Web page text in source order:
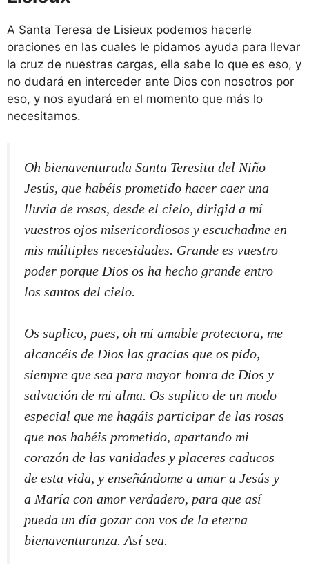
A Santa Teresa de Lisieux podemos hacerle
oraciones en las cuales le pidamos ayuda para llevar
la cruz de nuestras cargas, ella sabe lo que es eso, y
no dudará en interceder ante Dios con nosotros por
eso, y nos ayudará en el momento que más lo
necesitamos.
Oh bienaventurada Santa Teresita del Niño
Jesús, que habéis prometido hacer caer una
lluvia de rosas, desde el cielo, dirigid a mí
vuestros ojos misericordiosos y escuchadme en
mis múltiples necesidades. Grande es vuestro
poder porque Dios os ha hecho grande entro
los santos del cielo.
Os suplico, pues, oh mi amable protectora, me
alcancéis de Dios las gracias que os pido,
siempre que sea para mayor honra de Dios y
salvación de mi alma. Os suplico de un modo
especial que me hagáis participar de las rosas
que nos habéis prometido, apartando mi
corazón de las vanidades y placeres caducos
de esta vida, y enseñándome a amar a Jesús y
a María con amor verdadero, para que así
pueda un día gozar con vos de la eterna
bienaventuranza. Así sea.